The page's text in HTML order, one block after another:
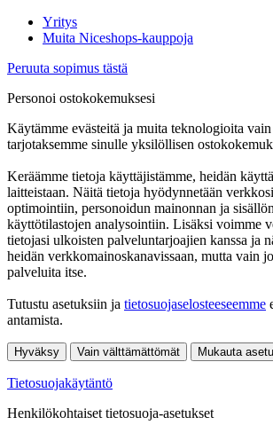
Yritys
Muita Niceshops-kauppoja
Peruuta sopimus tästä
Personoi ostokokemuksesi
Käytämme evästeitä ja muita teknologioita
tarjotaksemme sinulle yksilöllisen
Keräämme tietoja käyttäjistämme, heidän
laitteistaan. Näitä tietoja hyödynnetään
optimointiin, personoidun mainonnan ja
käyttötilastojen analysointiin. Lisäksi voimme
tietojasi ulkoisten palveluntarjoajien kanssa ja
heidän verkkomainoskanavissaan, mutta vain
palveluita itse.
Tutustu asetuksiin ja tietosuojaselosteeseemme
antamista.
Hyväksy Vain välttämättömät Mukauta
Tietosuojakäytäntö
Henkilökohtaiset tietosuoja-asetukset